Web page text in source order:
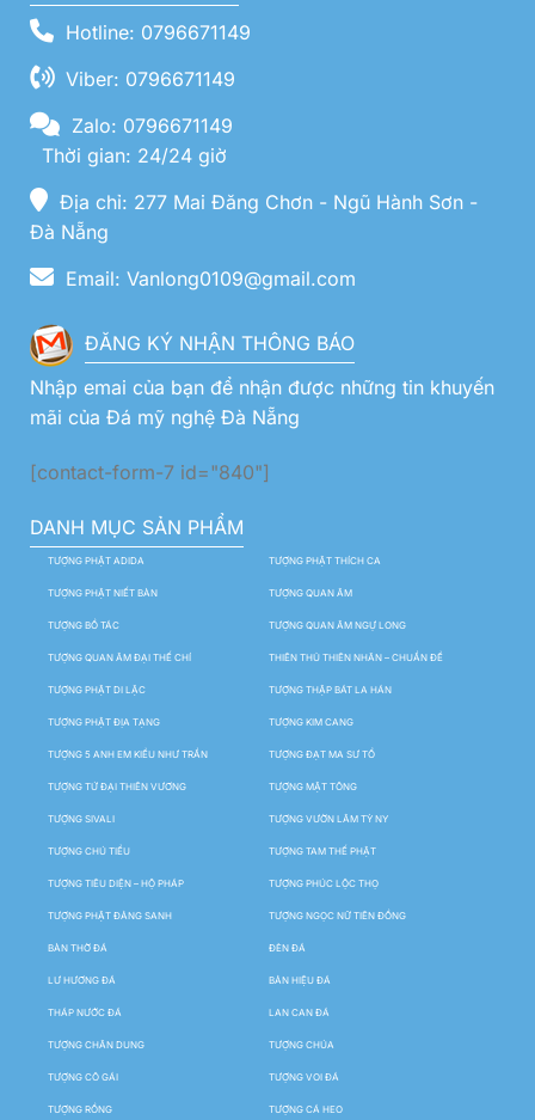
Hotline: 0796671149
Viber: 0796671149
Zalo: 0796671149
Thời gian: 24/24 giờ
Địa chỉ: 277 Mai Đăng Chơn - Ngũ Hành Sơn -
Đà Nẵng
Email: Vanlong0109@gmail.com
ĐĂNG KÝ NHẬN THÔNG BÁO
Nhập emai của bạn để nhận được những tin khuyến
mãi của Đá mỹ nghệ Đà Nẵng
[contact-form-7 id="840"]
DANH MỤC SẢN PHẨM
TƯỢNG PHẬT ADIDA TƯỢNG PHẬT THÍCH CA
TƯỢNG PHẬT NIẾT BÀN TƯỢNG QUAN ÂM
TƯỢNG BỒ TÁC TƯỢNG QUAN ÂM NGỰ LONG
TƯỢNG QUAN ÂM ĐẠI THẾ CHÍ THIÊN THỦ THIÊN NHÃN – CHUẨN ĐỀ
TƯỢNG PHẬT DI LẶC TƯỢNG THẬP BÁT LA HÁN
TƯỢNG PHẬT ĐỊA TẠNG TƯỢNG KIM CANG
TƯỢNG 5 ANH EM KIỀU NHƯ TRẦN TƯỢNG ĐẠT MA SƯ TỔ
TƯỢNG TỨ ĐẠI THIÊN VƯƠNG TƯỢNG MẬT TÔNG
TƯỢNG SIVALI TƯỢNG VƯỜN LÂM TỲ NY
TƯỢNG CHÚ TIỂU TƯỢNG TAM THẾ PHẬT
TƯỢNG TIÊU DIỆN – HỘ PHÁP TƯỢNG PHÚC LỘC THỌ
TƯỢNG PHẬT ĐẢNG SANH TƯỢNG NGỌC NỮ TIÊN ĐỒNG
BÀN THỜ ĐÁ ĐÈN ĐÁ
LƯ HƯƠNG ĐÁ BẢN HIỆU ĐÁ
THÁP NƯỚC ĐÁ LAN CAN ĐÁ
TƯỢNG CHÂN DUNG TƯỢNG CHÚA
TƯỢNG CÔ GÁI TƯỢNG VOI ĐÁ
TƯỢNG RỒNG TƯỢNG CÁ HEO